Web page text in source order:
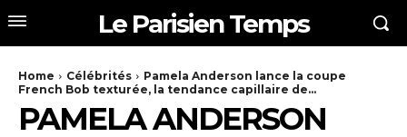
Le Parisien Temps
Home Célébrités
Pamela Anderson lance la coupe
French Bob texturée, la tendance capillaire de...
PAMELA ANDERSON